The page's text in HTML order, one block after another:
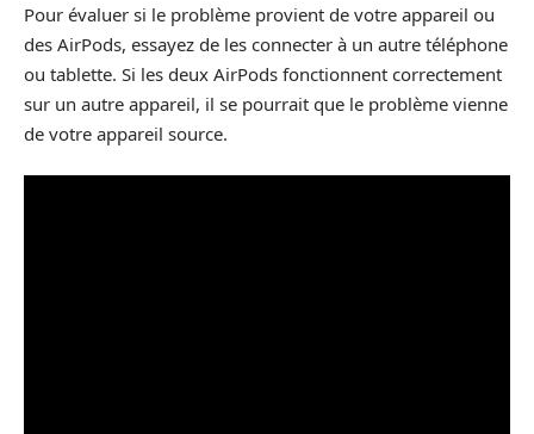
Pour évaluer si le problème provient de votre appareil ou
des AirPods, essayez de les connecter à un autre téléphone
ou tablette. Si les deux AirPods fonctionnent correctement
sur un autre appareil, il se pourrait que le problème vienne
de votre appareil source.